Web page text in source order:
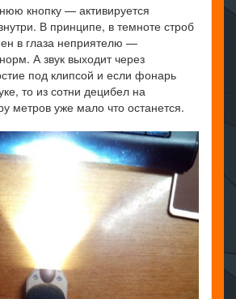
кнопку — активируется
В принципе, в темноте строб
в глаза неприятелю —
А звук выходит через
под клипсой и если фонарь
то из сотни децибел на
метров уже мало что останется.